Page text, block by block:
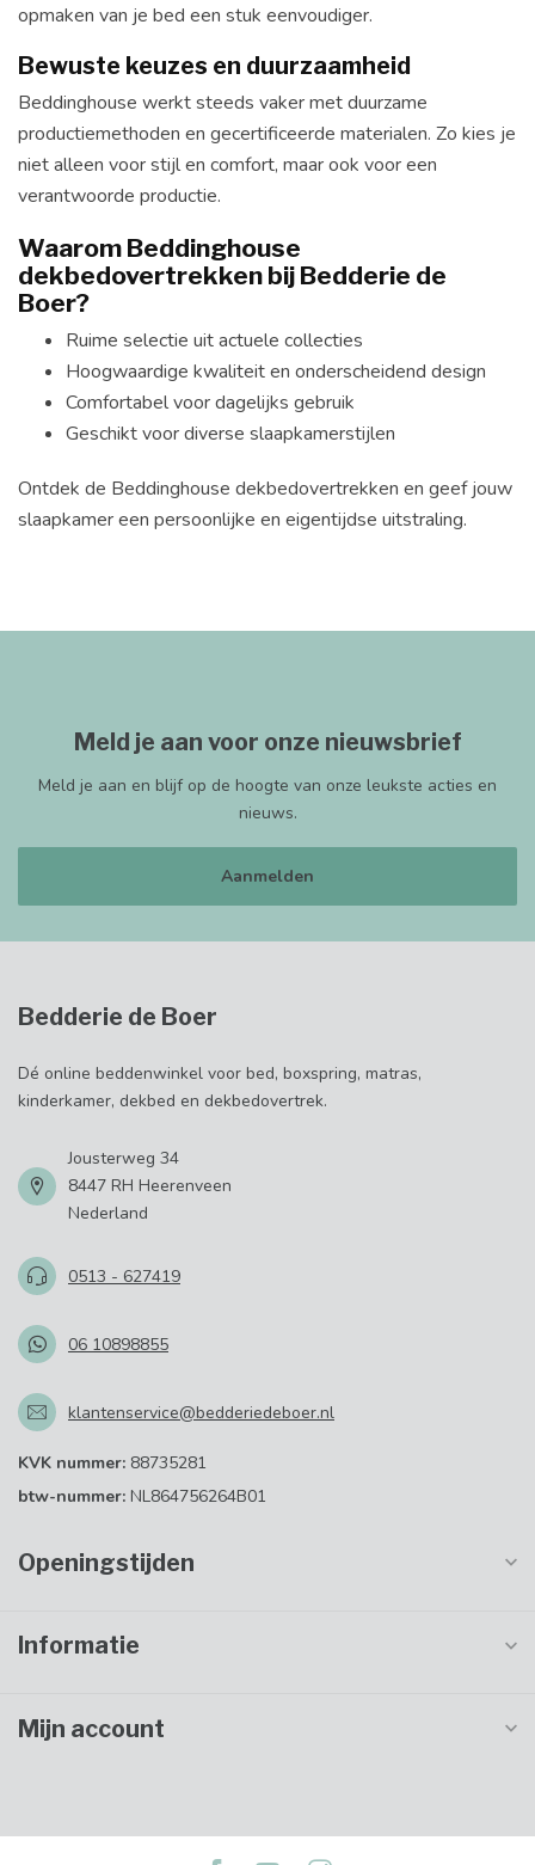
opmaken van je bed een stuk eenvoudiger.
Bewuste keuzes en duurzaamheid
Beddinghouse werkt steeds vaker met duurzame
productiemethoden en gecertificeerde materialen. Zo kies je
niet alleen voor stijl en comfort, maar ook voor een
verantwoorde productie.
Waarom Beddinghouse
dekbedovertrekken bij Bedderie de
Boer?
Ruime selectie uit actuele collecties
Hoogwaardige kwaliteit en onderscheidend design
Comfortabel voor dagelijks gebruik
Geschikt voor diverse slaapkamerstijlen
Ontdek de Beddinghouse dekbedovertrekken en geef jouw
slaapkamer een persoonlijke en eigentijdse uitstraling.
Meld je aan voor onze nieuwsbrief
Meld je aan en blijf op de hoogte van onze leukste acties en
nieuws.
Aanmelden
Bedderie de Boer
Dé online beddenwinkel voor bed, boxspring, matras,
kinderkamer, dekbed en dekbedovertrek.
Jousterweg 34
8447 RH Heerenveen
Nederland
0513 - 627419
06 10898855
klantenservice@bedderiedeboer.nl
KVK nummer: 88735281
btw-nummer: NL864756264B01
Openingstijden
Informatie
Mijn account